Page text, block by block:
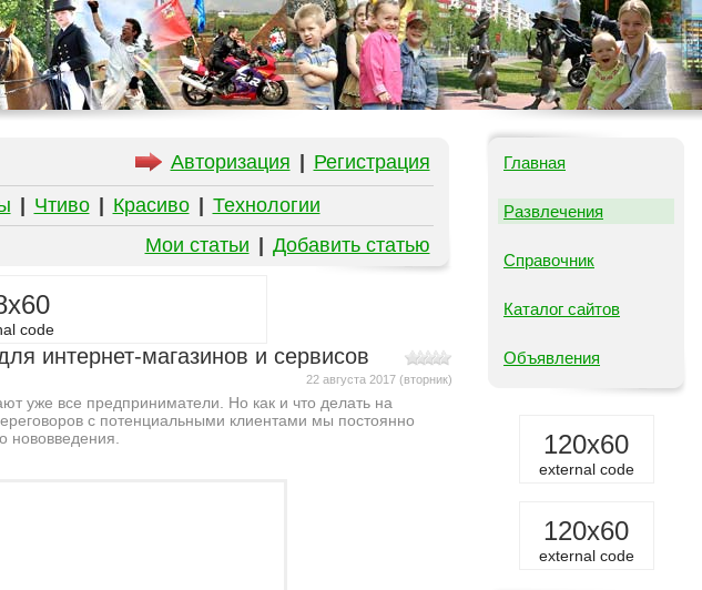
Авторизация Регистрация
Чтиво Красиво
Технологии
Мои статьи
Добавить статью
code
интернет-магазинов и сервисов
22 августа 2017 (вторник)
уже все предприниматели. Но как и что делать на
с потенциальными клиентами мы постоянно
нововведения.
Главная
Развлечения
Справочник
Каталог сайтов
Объявления
120x60
external code
120x60
external code